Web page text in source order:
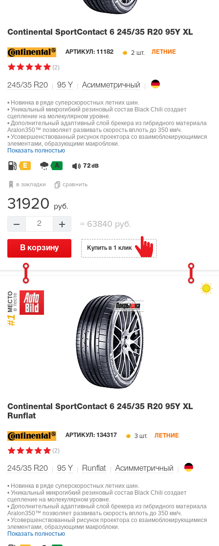
Continental SportContact 6 245/35 R20 95Y XL
АРТИКУЛ: 11182 2 шт. ЛЕТНИЕ
(2)
245/35 R20 95 Y Асимметричный
• Новинка в ряде суперскоростных летних шин.
• Уникальный микрогибкий резиновый состав Black Chili создает
сцепление на молекулярном уровне.
• Дополнительный адаптивный слой брекера из гибридного материала
Aralon350™ позволяет развивать скорость вплоть до 350 км/ч.
• Усовершенствованный рисунок проектора со взаимоблокирующимися
элементами, образующими макроблоки.
Показать полностью
E A 72 dB
в закладки сравнить
31920 руб.
2 =63840 руб.
В корзину Купить в 1 клик
#1
МЕСТОв тесте
Continental SportContact 6 245/35 R20 95Y XL
Runflat
АРТИКУЛ: 134317 3 шт. ЛЕТНИЕ
(2)
245/35 R20 95 Y Runflat Асимметричный
• Новинка в ряде суперскоростных летних шин.
• Уникальный микрогибкий резиновый состав Black Chili создает
сцепление на молекулярном уровне.
• Дополнительный адаптивный слой брекера из гибридного материала
Aralon350™ позволяет развивать скорость вплоть до 350 км/ч.
• Усовершенствованный рисунок проектора со взаимоблокирующимися
элементами, образующими макроблоки.
Показать полностью